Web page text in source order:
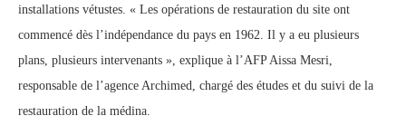
installations vétustes. « Les opérations de restauration du site ont
commencé dès l’indépendance du pays en 1962. Il y a eu plusieurs
plans, plusieurs intervenants », explique à l’AFP Aissa Mesri,
responsable de l’agence Archimed, chargé des études et du suivi de la
restauration de la médina.